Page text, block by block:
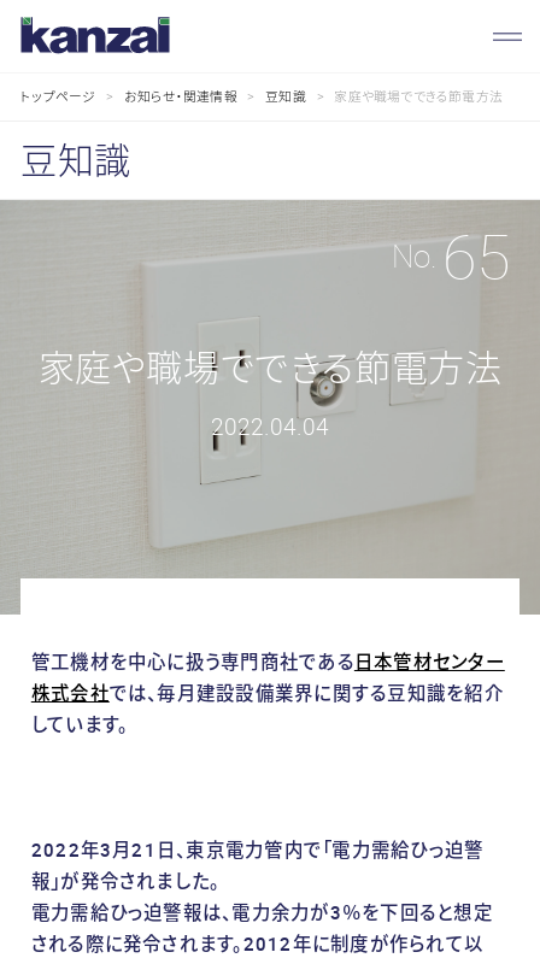
トップページ お知らせ・関連情報 豆知識 家庭や職場でできる節電方法
お
知
ら
関
豆知識
No. 65
家庭や職場でできる節電方法
2022.04.04
管工機材を中心に扱う専門商社である日本管材センター
株式会社では、毎月建設設備業界に関する豆知識を紹介
しています。
2022年3月21日、東京電力管内で「電力需給ひっ迫警
報」が発令されました。
電力需給ひっ迫警報は、電力余力が3％を下回ると想定
される際に発令されます。2012年に制度が作られて以